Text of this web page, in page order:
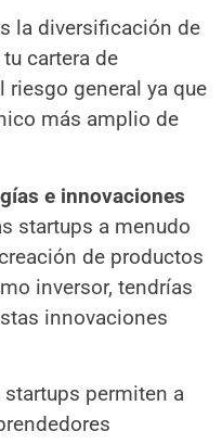
la diversificación de
cartera de
riesgo general ya que
más amplio de
e innovaciones
startups a menudo
de productos
inversor, tendrías
innovaciones
permiten a